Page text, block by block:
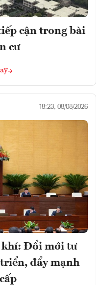
cận trong bài
cư
18:23, 08/08/2026
khí: Đổi mới tư
đẩy mạnh